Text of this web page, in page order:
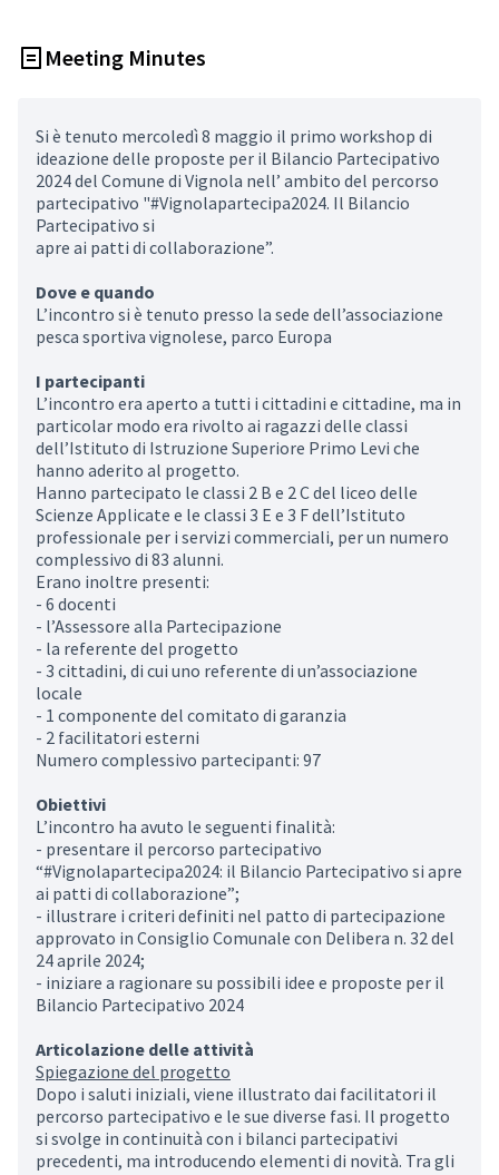
Meeting Minutes
Si è tenuto mercoledì 8 maggio il primo workshop di
ideazione delle proposte per il Bilancio Partecipativo
2024 del Comune di Vignola nell’ ambito del percorso
partecipativo "#Vignolapartecipa2024. Il Bilancio
Partecipativo si
apre ai patti di collaborazione”.
Dove e quando
L’incontro si è tenuto presso la sede dell’associazione
pesca sportiva vignolese, parco Europa
I partecipanti
L’incontro era aperto a tutti i cittadini e cittadine, ma in
particolar modo era rivolto ai ragazzi delle classi
dell’Istituto di Istruzione Superiore Primo Levi che
hanno aderito al progetto.
Hanno partecipato le classi 2 B e 2 C del liceo delle
Scienze Applicate e le classi 3 E e 3 F dell’Istituto
professionale per i servizi commerciali, per un numero
complessivo di 83 alunni.
Erano inoltre presenti:
- 6 docenti
- l’Assessore alla Partecipazione
- la referente del progetto
- 3 cittadini, di cui uno referente di un’associazione
locale
- 1 componente del comitato di garanzia
- 2 facilitatori esterni
Numero complessivo partecipanti: 97
Obiettivi
L’incontro ha avuto le seguenti finalità:
- presentare il percorso partecipativo
“#Vignolapartecipa2024: il Bilancio Partecipativo si apre
ai patti di collaborazione”;
- illustrare i criteri definiti nel patto di partecipazione
approvato in Consiglio Comunale con Delibera n. 32 del
24 aprile 2024;
- iniziare a ragionare su possibili idee e proposte per il
Bilancio Partecipativo 2024
Articolazione delle attività
Spiegazione del progetto
Dopo i saluti iniziali, viene illustrato dai facilitatori il
percorso partecipativo e le sue diverse fasi. Il progetto
si svolge in continuità con i bilanci partecipativi
precedenti, ma introducendo elementi di novità. Tra gli